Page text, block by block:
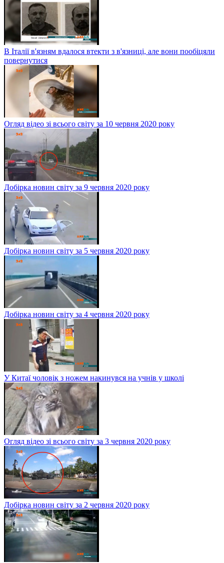
В Італії в'язням вдалося втекти з в'язниці, але вони пообіцяли
повернутися
Огляд відео зі всього світу за 10 червня 2020 року
Добірка новин світу за 9 червня 2020 року
Добірка новин світу за 5 червня 2020 року
Добірка новин світу за 4 червня 2020 року
У Китаї чоловік з ножем накинувся на учнів у школі
Огляд відео зі всього світу за 3 червня 2020 року
Добірка новин світу за 2 червня 2020 року